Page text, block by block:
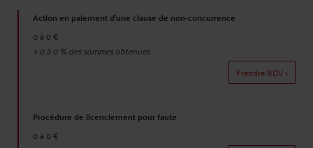
Action en paiement d'une clause de non-concurrence
0 à 0 €
+0 à 0% des sommes obtenues
Prendre RDV >
Procédure de licenciement pour faute
0 à 0 €